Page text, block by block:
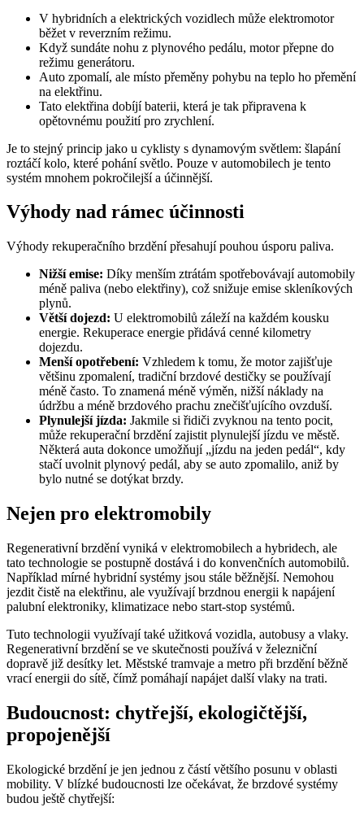
V hybridních a elektrických vozidlech může elektromotor
běžet v reverzním režimu.
Když sundáte nohu z plynového pedálu, motor přepne do
režimu generátoru.
Auto zpomalí, ale místo přeměny pohybu na teplo ho přemění
na elektřinu.
Tato elektřina dobíjí baterii, která je tak připravena k
opětovnému použití pro zrychlení.
Je to stejný princip jako u cyklisty s dynamovým světlem: šlapání
roztáčí kolo, které pohání světlo. Pouze v automobilech je tento
systém mnohem pokročilejší a účinnější.
Výhody nad rámec účinnosti
Výhody rekuperačního brzdění přesahují pouhou úsporu paliva.
Nižší emise: Díky menším ztrátám spotřebovávají automobily
méně paliva (nebo elektřiny), což snižuje emise skleníkových
plynů.
Větší dojezd: U elektromobilů záleží na každém kousku
energie. Rekuperace energie přidává cenné kilometry
dojezdu.
Menší opotřebení: Vzhledem k tomu, že motor zajišťuje
většinu zpomalení, tradiční brzdové destičky se používají
méně často. To znamená méně výměn, nižší náklady na
údržbu a méně brzdového prachu znečišťujícího ovzduší.
Plynulejší jízda: Jakmile si řidiči zvyknou na tento pocit,
může rekuperační brzdění zajistit plynulejší jízdu ve městě.
Některá auta dokonce umožňují „jízdu na jeden pedál“, kdy
stačí uvolnit plynový pedál, aby se auto zpomalilo, aniž by
bylo nutné se dotýkat brzdy.
Nejen pro elektromobily
Regenerativní brzdění vyniká v elektromobilech a hybridech, ale
tato technologie se postupně dostává i do konvenčních automobilů.
Například mírné hybridní systémy jsou stále běžnější. Nemohou
jezdit čistě na elektřinu, ale využívají brzdnou energii k napájení
palubní elektroniky, klimatizace nebo start-stop systémů.
Tuto technologii využívají také užitková vozidla, autobusy a vlaky.
Regenerativní brzdění se ve skutečnosti používá v železniční
dopravě již desítky let. Městské tramvaje a metro při brzdění běžně
vrací energii do sítě, čímž pomáhají napájet další vlaky na trati.
Budoucnost: chytřejší, ekologičtější,
propojenější
Ekologické brzdění je jen jednou z částí většího posunu v oblasti
mobility. V blízké budoucnosti lze očekávat, že brzdové systémy
budou ještě chytřejší: